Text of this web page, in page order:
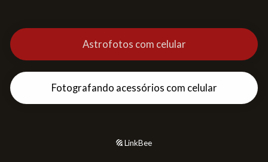
Astrofotos com celular
Fotografando acessórios com celular
LinkBee